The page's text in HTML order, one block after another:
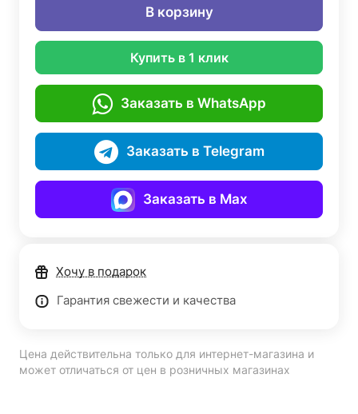
В корзину
Купить в 1 клик
Заказать в WhatsApp
Заказать в Telegram
Заказать в Max
Хочу в подарок
Гарантия свежести и качества
Цена действительна только для интернет-магазина и
может отличаться от цен в розничных магазинах